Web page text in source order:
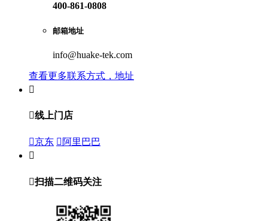
400-861-0808
邮箱地址
info@huake-tek.com
查看更多联系方式，地址

线上门店
京东  阿里巴巴

扫描二维码关注